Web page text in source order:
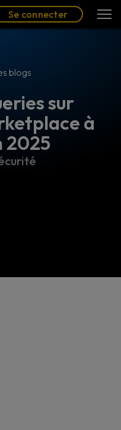
Se connecter
blogs
sur
à
2025